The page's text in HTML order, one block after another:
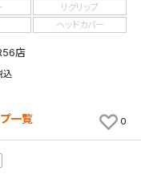
リグリップ
ヘッドカバー
店
込
一覧 0